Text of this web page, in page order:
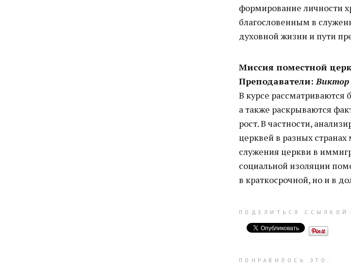
формирование личности
благословенным в
духовной жизни и пути
Миссия поместной
Преподаватели:Виктор
В курсе
а также раскрываются
рост. В частности,
церквей в разных
служения церкви в
социальной изоляции
в краткосрочной, но и в
ПОДЕЛИТЬСЯ ССЫЛКОЙ:
ПОНРАВИЛОСЬ ЭТО: